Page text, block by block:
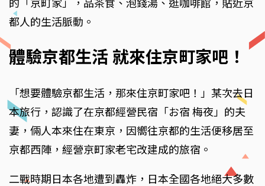
的「京町家」，品茶食、泡錢湯、逛咖啡館，貼近京
都人的生活脈動。
體驗京都生活 就來住京町家吧！
「想要體驗京都生活，那來住京町家吧！」某次去日
本旅行，認識了在京都經營民宿「お宿 梅夜」的夫
妻，倆人本來住在東京，因嚮往京都的生活便移居至
京都西陣，經營京町家老宅改建成的旅宿。
二戰時期日本各地遭到轟炸，日本全國各地絕大多數